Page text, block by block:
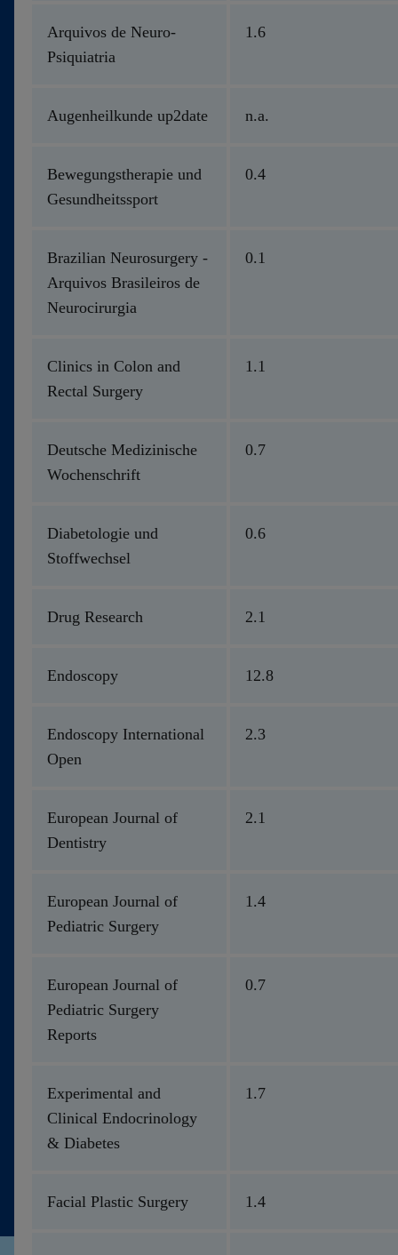
Arquivos de Neuro-
Psiquiatria
1.6
Augenheilkunde up2date n.a.
Bewegungstherapie und
Gesundheitssport
0.4
Brazilian Neurosurgery -
Arquivos Brasileiros de
Neurocirurgia
0.1
Clinics in Colon and
Rectal Surgery
1.1
Deutsche Medizinische
Wochenschrift
0.7
Diabetologie und
Stoffwechsel
0.6
Drug Research 2.1
Endoscopy 12.8
Endoscopy International
Open
2.3
European Journal of
Dentistry
2.1
European Journal of
Pediatric Surgery
1.4
European Journal of
Pediatric Surgery
Reports
0.7
Experimental and
Clinical Endocrinology
& Diabetes
1.7
Facial Plastic Surgery 1.4